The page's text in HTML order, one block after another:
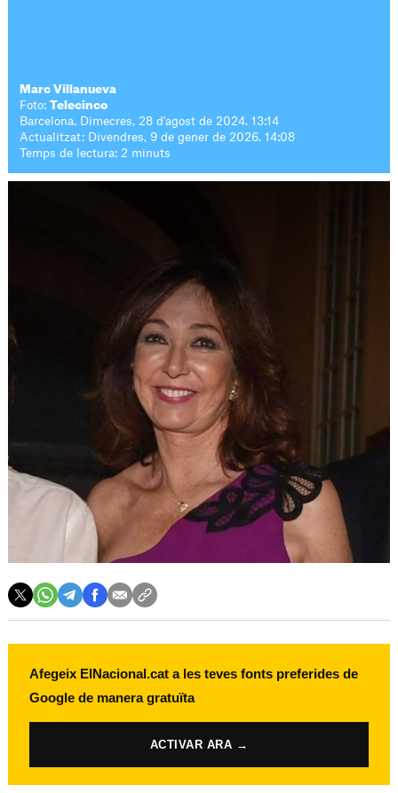
Marc Villanueva
Foto:Telecinco
Barcelona. Dimecres, 28 d'agost de 2024. 13:14
Actualitzat: Divendres, 9 de gener de 2026. 14:08
Temps de lectura: 2 minuts
Afegeix ElNacional.cat a les teves fonts preferides de
Google de manera gratuïta
ACTIVAR ARA →